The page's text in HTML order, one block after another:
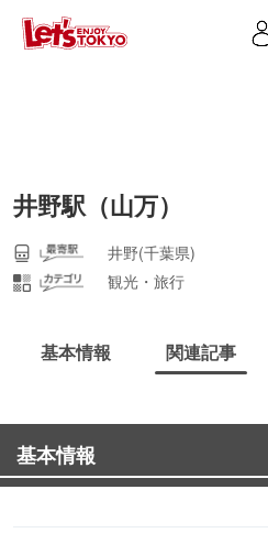
井野駅（山万）
井野(千葉県)
観光・旅行
基本情報 関連記事
基本情報